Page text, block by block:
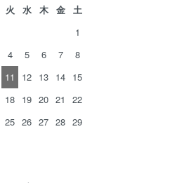
火 水 木 金
土
1
4 5 6 7
8
11 12 13 14 15
18 19 20 21
22
25 26 27 28 29